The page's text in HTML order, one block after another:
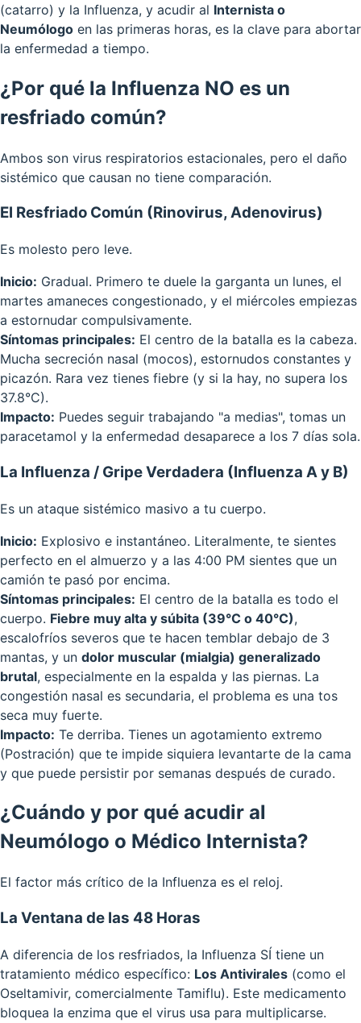
(catarro) y la Influenza, y acudir al Internista o
Neumólogo en las primeras horas, es la clave para abortar
la enfermedad a tiempo.
¿Por qué la Influenza NO es un
resfriado común?
Ambos son virus respiratorios estacionales, pero el daño
sistémico que causan no tiene comparación.
El Resfriado Común (Rinovirus, Adenovirus)
Es molesto pero leve.
Inicio: Gradual. Primero te duele la garganta un lunes, el
martes amaneces congestionado, y el miércoles empiezas
a estornudar compulsivamente.
Síntomas principales: El centro de la batalla es la cabeza.
Mucha secreción nasal (mocos), estornudos constantes y
picazón. Rara vez tienes fiebre (y si la hay, no supera los
37.8°C).
Impacto: Puedes seguir trabajando "a medias", tomas un
paracetamol y la enfermedad desaparece a los 7 días sola.
La Influenza / Gripe Verdadera (Influenza A y B)
Es un ataque sistémico masivo a tu cuerpo.
Inicio: Explosivo e instantáneo. Literalmente, te sientes
perfecto en el almuerzo y a las 4:00 PM sientes que un
camión te pasó por encima.
Síntomas principales: El centro de la batalla es todo el
cuerpo. Fiebre muy alta y súbita (39°C o 40°C),
escalofríos severos que te hacen temblar debajo de 3
mantas, y un dolor muscular (mialgia) generalizado
brutal, especialmente en la espalda y las piernas. La
congestión nasal es secundaria, el problema es una tos
seca muy fuerte.
Impacto: Te derriba. Tienes un agotamiento extremo
(Postración) que te impide siquiera levantarte de la cama
y que puede persistir por semanas después de curado.
¿Cuándo y por qué acudir al
Neumólogo o Médico Internista?
El factor más crítico de la Influenza es el reloj.
La Ventana de las 48 Horas
A diferencia de los resfriados, la Influenza SÍ tiene un
tratamiento médico específico: Los Antivirales (como el
Oseltamivir, comercialmente Tamiflu). Este medicamento
bloquea la enzima que el virus usa para multiplicarse.